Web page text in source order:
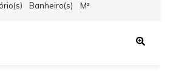
Banheiro(s)
M²